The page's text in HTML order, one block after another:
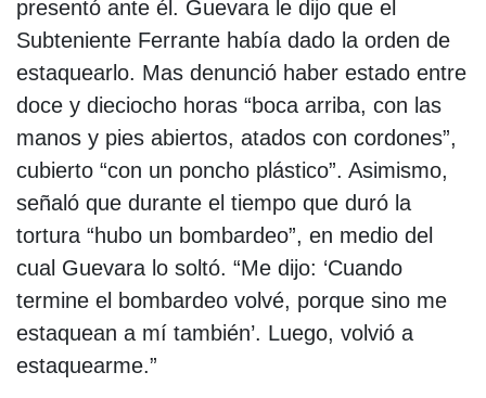
presentó ante él. Guevara le dijo que el
Subteniente Ferrante había dado la orden de
estaquearlo. Mas denunció haber estado entre
doce y dieciocho horas “boca arriba, con las
manos y pies abiertos, atados con cordones”,
cubierto “con un poncho plástico”. Asimismo,
señaló que durante el tiempo que duró la
tortura “hubo un bombardeo”, en medio del
cual Guevara lo soltó. “Me dijo: ‘Cuando
termine el bombardeo volvé, porque sino me
estaquean a mí también’. Luego, volvió a
estaquearme.”